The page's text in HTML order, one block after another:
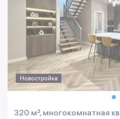
Новостройка
320 м², многокомнатная